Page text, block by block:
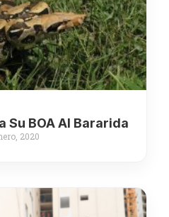
Su BOA Al Bararida
2020